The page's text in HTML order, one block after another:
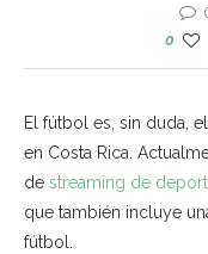
0
El fútbol es, sin duda,
en Costa Rica.
de streaming de
que también incluye
fútbol.